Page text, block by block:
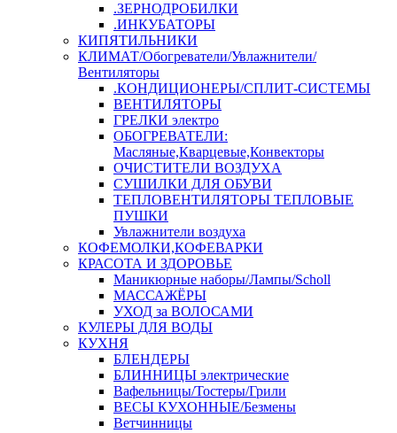
.ЗЕРНОДРОБИЛКИ
.ИНКУБАТОРЫ
КИПЯТИЛЬНИКИ
КЛИМАТ/Обогреватели/Увлажнители/
Вентиляторы
.КОНДИЦИОНЕРЫ/СПЛИТ-СИСТЕМЫ
ВЕНТИЛЯТОРЫ
ГРЕЛКИ электро
ОБОГРЕВАТЕЛИ:
Масляные,Кварцевые,Конвекторы
ОЧИСТИТЕЛИ ВОЗДУХА
СУШИЛКИ ДЛЯ ОБУВИ
ТЕПЛОВЕНТИЛЯТОРЫ ТЕПЛОВЫЕ
ПУШКИ
Увлажнители воздуха
КОФЕМОЛКИ,КОФЕВАРКИ
КРАСОТА И ЗДОРОВЬЕ
Маникюрные наборы/Лампы/Scholl
МАССАЖЁРЫ
УХОД за ВОЛОСАМИ
КУЛЕРЫ ДЛЯ ВОДЫ
КУХНЯ
БЛЕНДЕРЫ
БЛИННИЦЫ электрические
Вафельницы/Тостеры/Грили
ВЕСЫ КУХОННЫЕ/Безмены
Ветчинницы